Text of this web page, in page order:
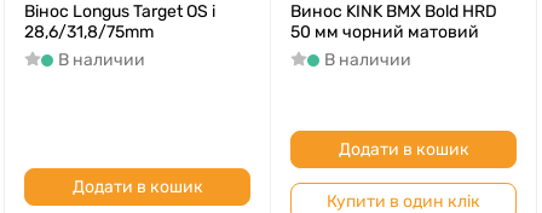
Вінос Longus Target OS і
28,6/31,8/75mm
В наличии
Додати в кошик
Винос KINK BMX Bold HRD
50 мм чорний матовий
В наличии
Додати в кошик
Купити в один клік